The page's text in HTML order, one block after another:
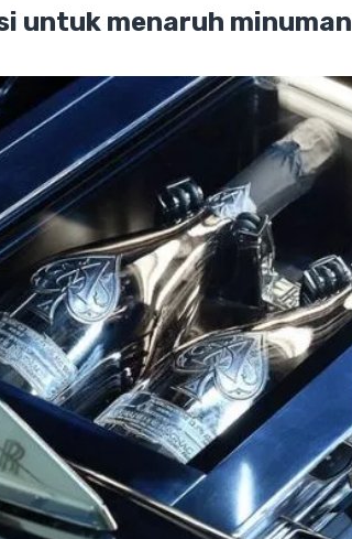
untuk menaruh minuman